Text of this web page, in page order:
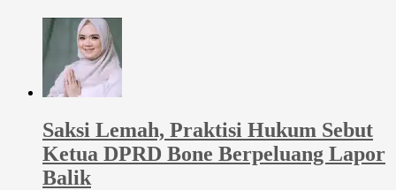
Saksi Lemah, Praktisi Hukum Sebut
Ketua DPRD Bone Berpeluang Lapor
Balik